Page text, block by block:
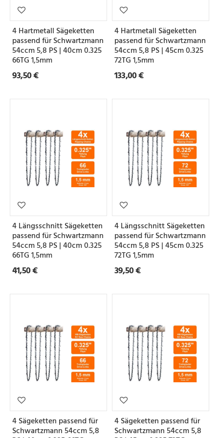
4 Hartmetall Sägeketten
passend für Schwartzmann
54ccm 5,8 PS | 40cm 0.325
66TG 1,5mm
93,50 €
4 Hartmetall Sägeketten
passend für Schwartzmann
54ccm 5,8 PS | 45cm 0.325
72TG 1,5mm
133,00 €
4 Längsschnitt Sägeketten
passend für Schwartzmann
54ccm 5,8 PS | 40cm 0.325
66TG 1,5mm
41,50 €
4 Längsschnitt Sägeketten
passend für Schwartzmann
54ccm 5,8 PS | 45cm 0.325
72TG 1,5mm
39,50 €
4 Sägeketten passend für
Schwartzmann 54ccm 5,8
4 Sägeketten passend für
Schwartzmann 54ccm 5,8
i
l
u
n
g
t
b
r
e
t
e
Z
a
h
f
o
r
m
e
t